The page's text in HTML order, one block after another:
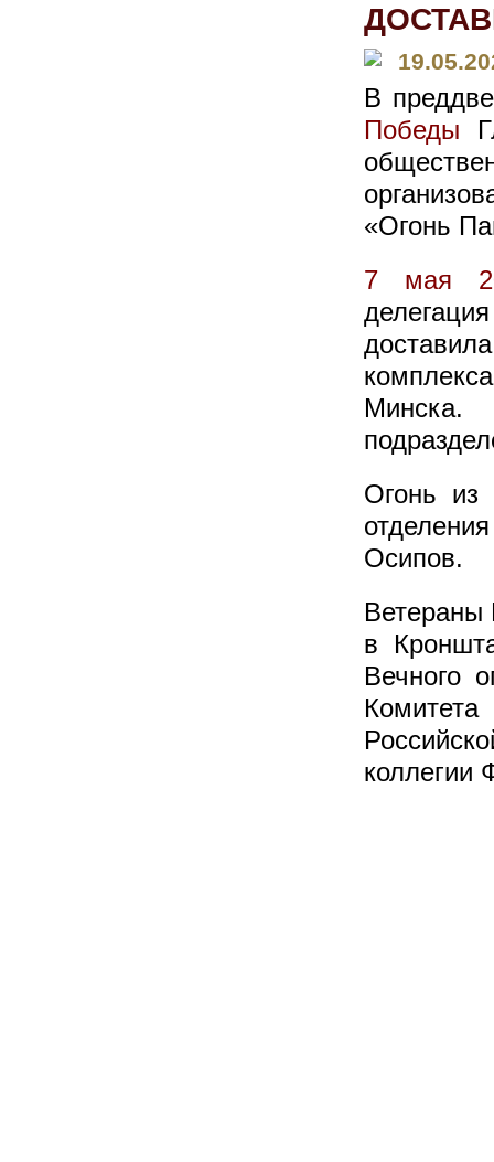
В
Победы
«Огонь
7 мая
Минска.
Огонь из
Осипов.
Ветераны
в
Вечного
коллегии